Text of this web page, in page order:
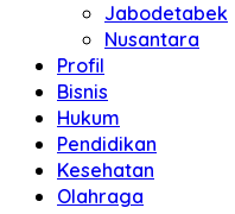
Jabodetabek
Nusantara
Profil
Bisnis
Hukum
Pendidikan
Kesehatan
Olahraga